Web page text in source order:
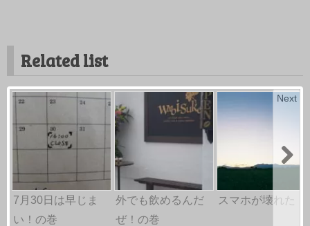
Related list
7月30日は早じま
い！の巻
外でも飲めるんだ
ぜ！の巻
スマホが壊れた
Next